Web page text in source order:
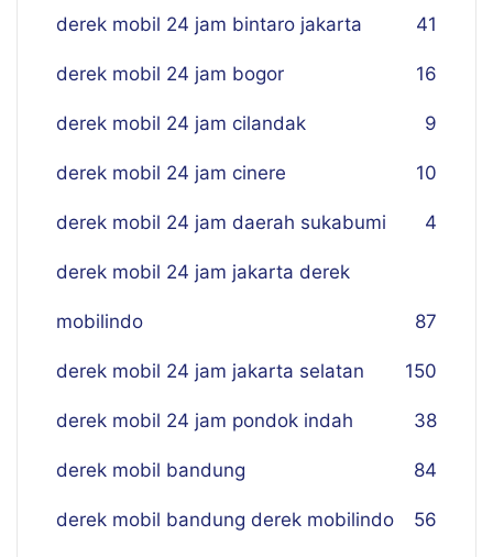
derek mobil 24 jam bintaro jakarta 41
derek mobil 24 jam bogor 16
derek mobil 24 jam cilandak 9
derek mobil 24 jam cinere 10
derek mobil 24 jam daerah sukabumi 4
derek mobil 24 jam jakarta derek
mobilindo 87
derek mobil 24 jam jakarta selatan 150
derek mobil 24 jam pondok indah 38
derek mobil bandung 84
derek mobil bandung derek mobilindo 56